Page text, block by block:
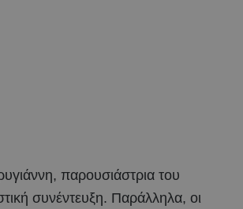
παρουσιάστρια του
συνέντευξη. Παράλληλα, οι